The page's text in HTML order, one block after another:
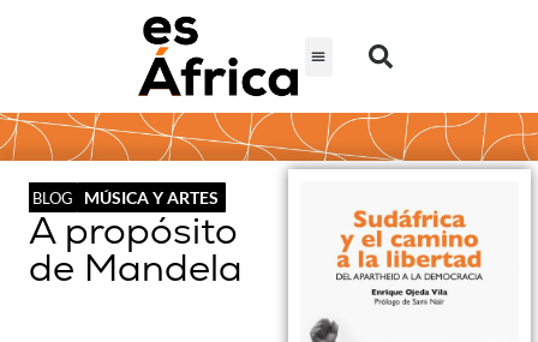
BLOG MÚSICA Y ARTES
A propósito
de Mandela